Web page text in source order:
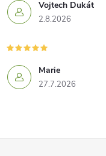
Vojtech Dukát
2.8.2026
Marie
27.7.2026